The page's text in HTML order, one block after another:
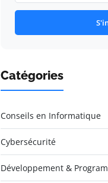
Catégories
Conseils en Informatique
Cybersécurité
Développement &